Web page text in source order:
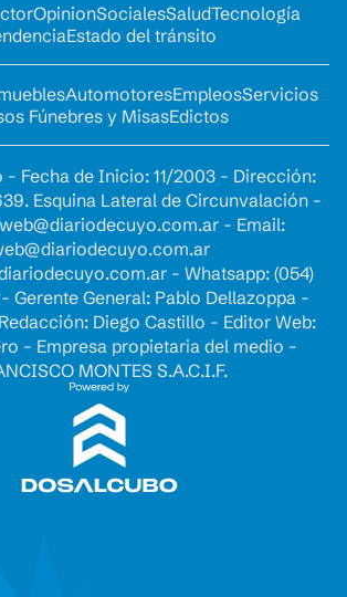
OpinionSocialesSaludTecnología
Estado del tránsito
AutomotoresEmpleosServicios
Fúnebres y MisasEdictos
- Fecha de Inicio: 11/2003 - Dirección:
Esquina Lateral de Circunvalación -
web@diariodecuyo.com.ar- Email:
- Whatsapp: (054)
Gerente General: Pablo Dellazoppa -
Diego Castillo - Editor Web:
- Empresa propietaria del medio -
MONTES S.A.C.I.F.